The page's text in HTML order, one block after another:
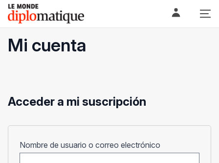
Skip
content
Le monde diplomatique
Mi cuenta
Acceder a mi suscripción
Nombre de usuario o correo electrónico